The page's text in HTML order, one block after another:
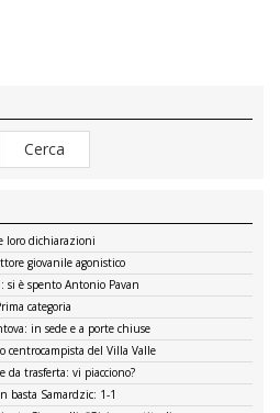
loro dichiarazioni
giovanile agonistico
è spento Antonio Pavan
categoria
in sede e a porte chiuse
centrocampista del Villa Valle
da trasferta: vi piacciono?
basta Samardzic: 1-1